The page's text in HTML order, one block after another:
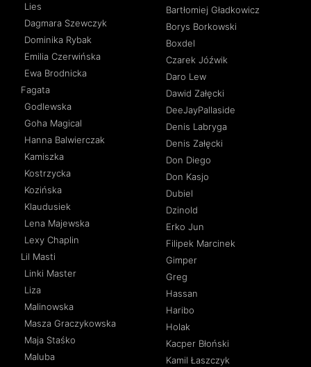
Lies
Dagmara Szewczyk
Dominika Rybak
Emilia Czerwińska
Ewa Brodnicka
Fagata
Godlewska
Goha Magical
Hanna Balwierczak
Kamiszka
Kostrzycka
Kozińska
Klaudusiek
Lena Majewska
Lexy Chaplin
Lil Masti
Linki Master
Liza
Malinowska
Masza Graczykowska
Maja Staśko
Maluba
Bartłomiej Gładkowicz
Borys Borkowski
Boxdel
Czarek Jóźwik
Daro Lew
Dawid Załęcki
DeeJayPallaside
Denis Labryga
Denis Załęcki
Don Diego
Don Kasjo
Dubiel
Dzinold
Erko Jun
Filipek Marcinek
Gimper
Greg
Hassan
Haribo
Holak
Kacper Błoński
Kamil Łaszczyk